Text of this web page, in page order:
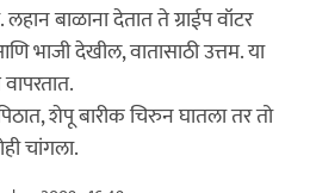
बाळाना देतात ते ग्राईप वॉटर
भाजी देखील, वातासाठी उत्तम. या
शेपू बारीक चिरुन घातला तर तो
चांगला.